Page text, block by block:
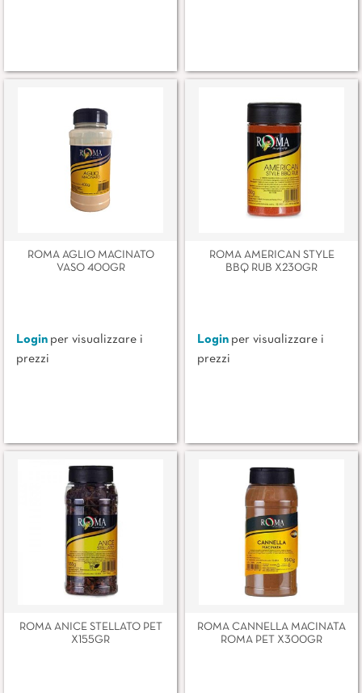
ROMA AGLIO MACINATO
VASO 400GR
Login per visualizzare i
prezzi
ROMA AMERICAN STYLE
BBQ RUB X230GR
Login per visualizzare i
prezzi
ROMA ANICE STELLATO PET
X155GR
ROMA CANNELLA MACINATA
ROMA PET X300GR